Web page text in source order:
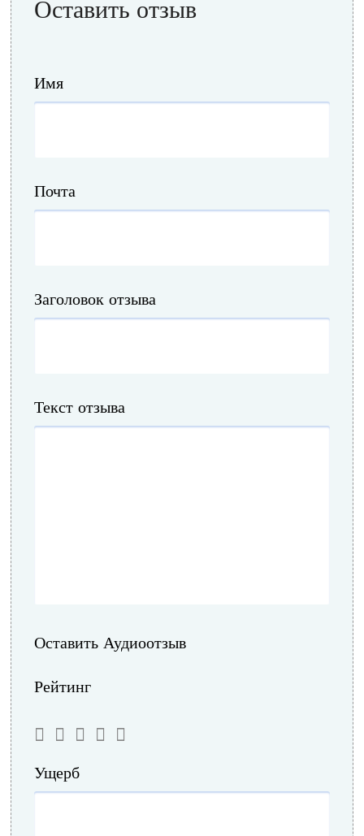
Оставить отзыв
Имя
Почта
Заголовок отзыва
Текст отзыва
Оставить Аудиоотзыв
Рейтинг
Ущерб